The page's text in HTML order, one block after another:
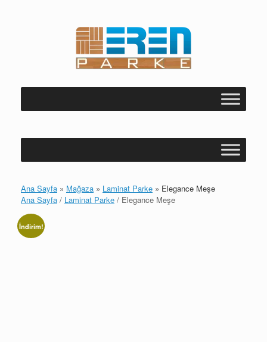
Ana Sayfa » Mağaza » Laminat Parke » Elegance Meşe
Ana Sayfa / Laminat Parke / Elegance Meşe
İndirim!